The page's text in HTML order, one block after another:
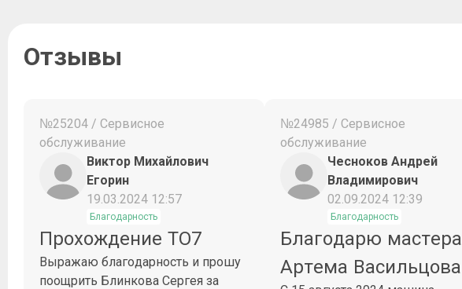
Отзывы
№25204 / Сервисное
обслуживание
Виктор Михайлович
Егорин
19.03.2024 12:57
Благодарность
Прохождение ТО7
Выражаю благодарность и прошу
поощрить Блинкова Сергея за
№24985 / Сервисное
обслуживание
Чесноков Андрей
Владимирович
02.09.2024 12:39
Благодарность
Благодарю мастера
Артема Васильцова